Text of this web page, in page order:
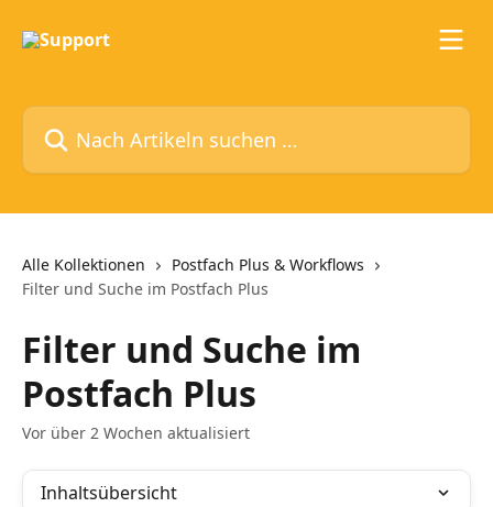
Nach Artikeln suchen …
Alle Kollektionen
Postfach Plus & Workflows
Filter und Suche im Postfach Plus
Filter und Suche im
Postfach Plus
Vor über 2 Wochen aktualisiert
Inhaltsübersicht